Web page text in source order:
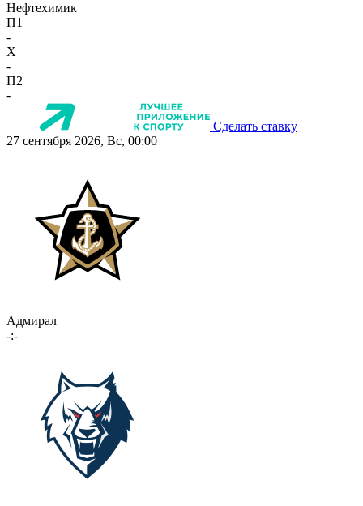
Нефтехимик
П1
-
X
-
П2
-
Сделать ставку
27 сентября 2026, Вс, 00:00
Адмирал
-:-